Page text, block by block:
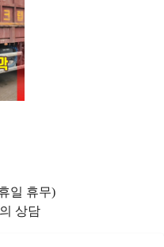
일 휴무)
상담